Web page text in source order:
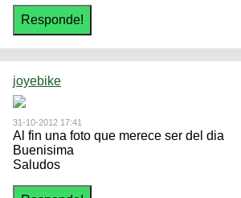
joyebike
31-10-2012 17:41
Al fin una foto que merece ser del dia
Buenisima
Saludos